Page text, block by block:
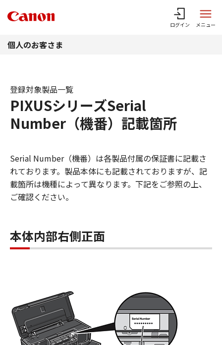
ログイン メニュー
個人のお客さま
PIXUSシリーズSerial
Number（機番）記載箇所
登録対象製品一覧
Serial Number（機番）は各製品付属の保証書に記載さ
れております。製品本体にも記載されておりますが、記
載箇所は機種によって異なります。下記をご参照の上、
ご確認ください。
本体内部右側正面